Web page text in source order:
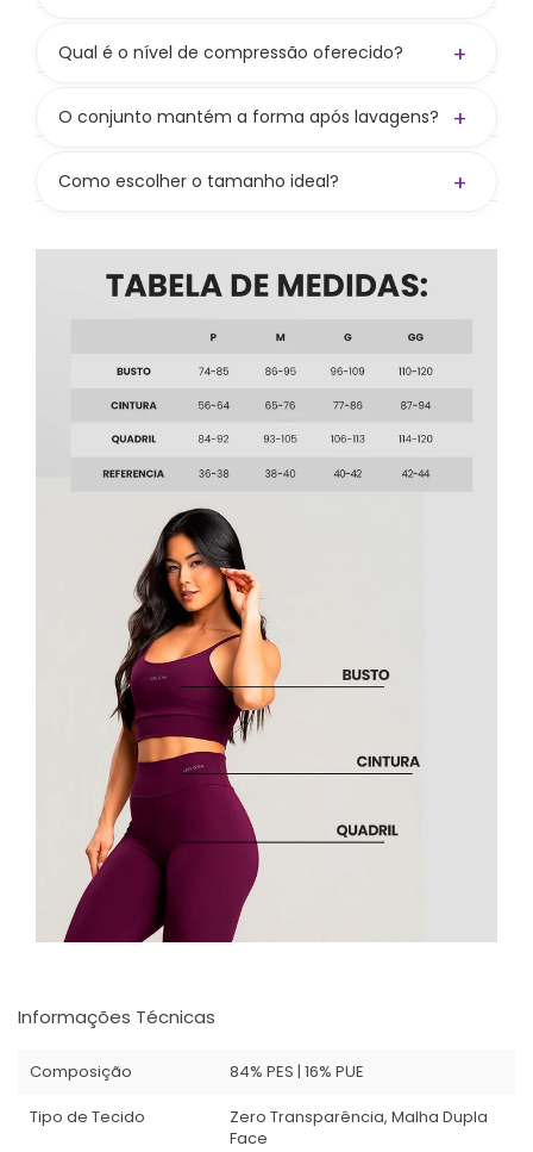
entrada para colocar e oferece boa
Qual é o nível de compressão oferecido? +
e mantendo liberdade nos movimentos.
O conjunto mantém a forma após lavagens? +
firmeza e elasticidade.
Como escolher o tamanho ideal? +
certinho.
Informações Técnicas
Composição
84% PES | 16% PUE
Tipo de Tecido
Zero Transparência, Malha Dupla
Face